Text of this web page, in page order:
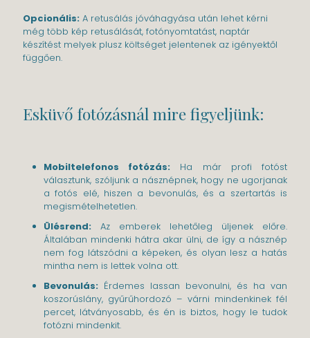
Opcionális: A retusálás jóváhagyása után lehet kérni
még több kép retusálását, fotónyomtatást, naptár
készítést melyek plusz költséget jelentenek az igényektől
függően.
Esküvő fotózásnál mire figyeljünk:
Mobiltelefonos fotózás: Ha már profi fotóst
választunk, szóljunk a násznépnek, hogy ne ugorjanak
a fotós elé, hiszen a bevonulás, és a szertartás is
megismételhetetlen.
Ülésrend: Az emberek lehetőleg üljenek előre.
Általában mindenki hátra akar ülni, de így a násznép
nem fog látszódni a képeken, és olyan lesz a hatás
mintha nem is lettek volna ott.
Bevonulás: Érdemes lassan bevonulni, és ha van
koszorúslány, gyűrűhordozó – várni mindenkinek fél
percet, látványosabb, és én is biztos, hogy le tudok
fotózni mindenkit.